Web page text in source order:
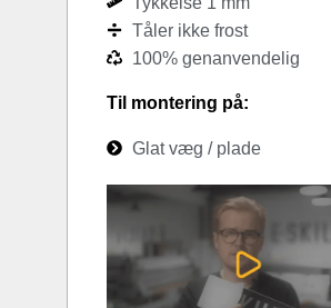
Tåler ikke frost
100% genanvendelig
Til montering på:
Glat væg / plade